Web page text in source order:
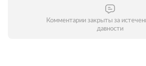
Комментарии закрыты за
давности